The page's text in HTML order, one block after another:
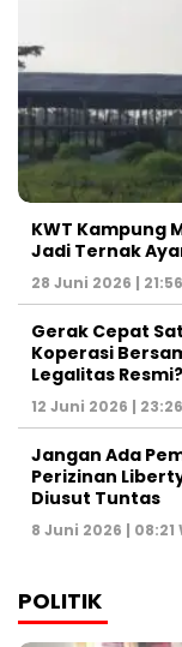
KWT Kampung
Jadi Ternak
28 Juni 2026 |
Gerak Cepat
Koperasi
Legalitas Resmi?
12 Juni 2026 |
Jangan Ada
Perizinan
Diusut Tuntas
8 Juni 2026 | 08:21
POLITIK